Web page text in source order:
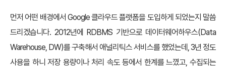
먼저 어떤 배경에서 Google 클라우드 플랫폼을 도입하게 되었는지 말씀
드리겠습니다. 2012년에 RDBMS 기반으로 데이터웨어하우스(Data
Warehouse, DW)를 구축해서 애널리틱스 서비스를 했었는데, 3년 정도
사용을 하니 저장 용량이나 처리 속도 등에서 한계를 느꼈고, 수집되는